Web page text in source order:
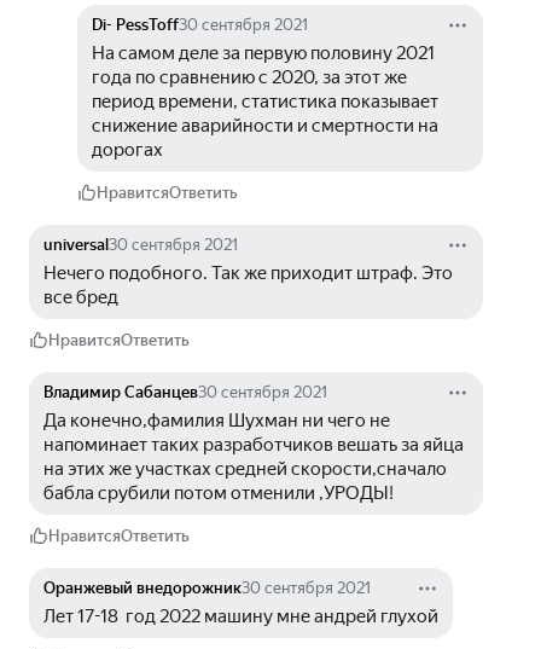
Di- PessToff30 сентября 2021
На самом деле за первую половину 2021
года по сравнению с 2020, за этот же
период времени, статистика показывает
снижение аварийности и смертности на
дорогах
НравитсяОтветить
universal 30 сентября 2021
Нечего подобного. Так же приходит штраф. Это
все бред
НравитсяОтветить
Владимир Сабанцев30 сентября 2021
Да конечно,фамилия Шухман ни чего не
напоминает таких разработчиков вешать за яйца
на этих же участках средней скорости,сначало
бабла срубили потом отменили ,УРОДЫ!
НравитсяОтветить
Оранжевый внедорожник30 сентября 2021
Лет 17-18  год 2022 машину мне андрей глухой